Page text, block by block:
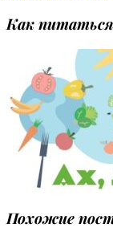
Как
Похожие